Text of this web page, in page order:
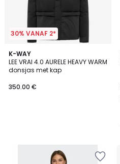
30% VANAF 2*
K-WAY
LEE VRAI 4.0 AURELE HEAVY WARM
donsjas met kap
350.00 €